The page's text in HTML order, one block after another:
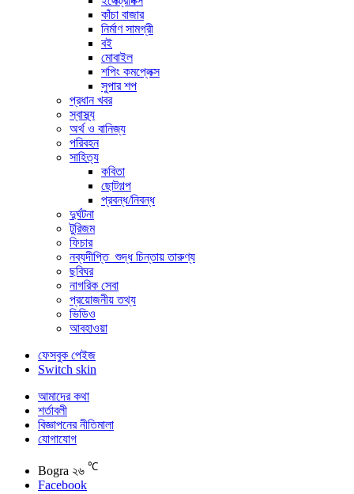
কাঁচা বাজার
নির্মাণ সামগ্রী
বই
মোবাইল
শপিং কমপ্লেক্স
সুপার শপ
প্রধান খবর
স্বাস্থ্য
অর্থ ও বানিজ্য
পরিবহন
সাহিত্য
কবিতা
ছোটগল্প
প্রবন্ধ/নিবন্ধ
দুর্ঘটনা
টুরিজম
ফিচার
নব্যদীপ্তি_শুদ্ধ চিন্তায় তারুণ্য
ছবিঘর
নাগরিক সেবা
প্রয়োজনীয় তথ্য
ভিডিও
আবহাওয়া
ফেসবুক পেইজ
Switch skin
আমাদের কথা
শর্তাবলী
বিজ্ঞাপনের নীতিমালা
যোগাযোগ
Bogra ২৬ ℃
Facebook